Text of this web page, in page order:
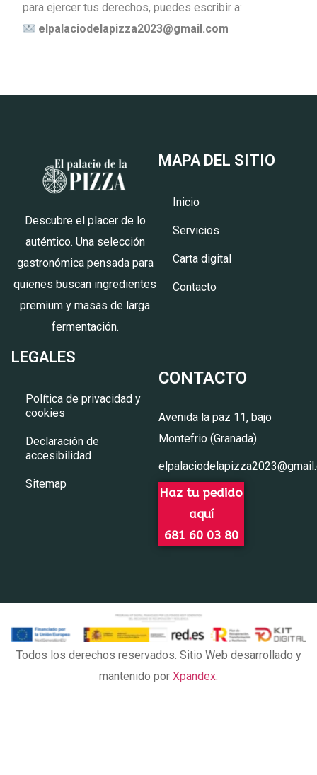
para ejercer tus derechos, puedes escribir a:
elpalaciodelapizza2023@gmail.com
Descubre el placer de lo
auténtico. Una selección
gastronómica pensada para
quienes buscan ingredientes
premium y masas de larga
fermentación.
MAPA DEL SITIO
Inicio
Servicios
Carta digital
Contacto
LEGALES
Política de privacidad y
cookies
Declaración de
accesibilidad
Sitemap
CONTACTO
Avenida la paz 11, bajo
Montefrio (Granada)
Haz tu pedido
aquí
681 60 03 80
Todos los derechos reservados. Sitio Web desarrollado y
mantenido por Xpandex